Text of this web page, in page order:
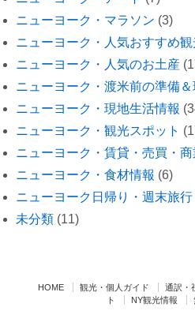
ニューヨーク・マラソン (3)
ニューヨーク・人気おすすめ観
ニューヨーク・人気のお土産
ニューヨーク・渡米前の準備
ニューヨーク・現地生活情報
ニューヨーク・観光スポット
ニューヨーク・賃貸・売買・
ニューヨーク・食材情報 (6)
ニューヨーク日帰り・週末旅行
未分類 (11)
HOME 観光・個人ガイド 通訳・
ト
NY観光情報